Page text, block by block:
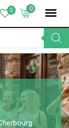
0
0